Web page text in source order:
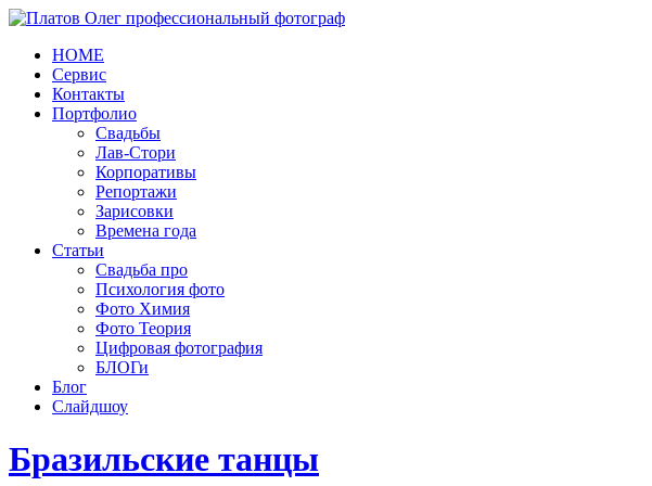
HOME
Сервис
Контакты
Портфолио
Свадьбы
Лав-Стори
Корпоративы
Репортажи
Зарисовки
Времена года
Статьи
Свадьба про
Психология фото
Фото Химия
Фото Теория
Цифровая фотография
БЛОГи
Блог
Слайдшоу
Бразильские танцы